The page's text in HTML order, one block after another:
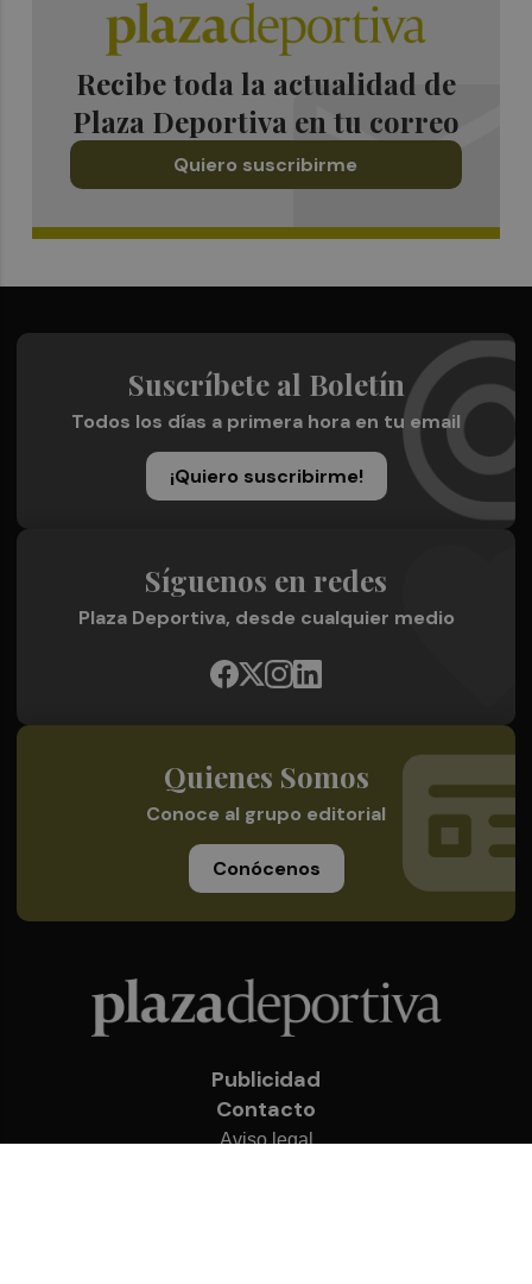
Recibe toda la actualidad de
Plaza Deportiva en tu correo
Quiero suscribirme
Suscríbete al Boletín
Todos los días a primera hora en tu email
¡Quiero suscribirme!
Síguenos en redes
Plaza Deportiva, desde cualquier medio
Quienes Somos
Conoce al grupo editorial
Conócenos
Publicidad
Contacto
Aviso legal